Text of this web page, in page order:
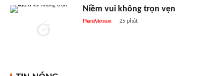
Niềm vui không trọn vẹn
25 phút